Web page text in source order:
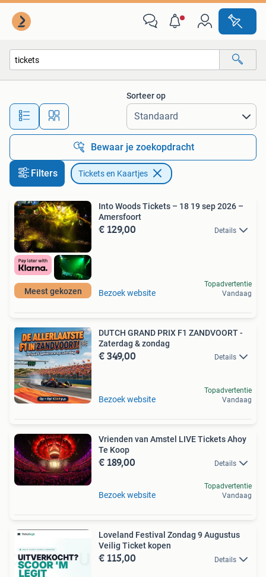
Alle afstanden…
Sorteer op
Bewaar je zoekopdracht
Filters Tickets en Kaartjes
Meest gekozen
Into Woods Tickets – 18 19 sep 2026 –
Amersfoort
€ 129,00 Details
Bezoek website
Topadvertentie
Vandaag
DUTCH GRAND PRIX F1 ZANDVOORT -
Zaterdag & zondag
€ 349,00 Details
Bezoek website
Topadvertentie
Vandaag
Vrienden van Amstel LIVE Tickets Ahoy
Te Koop
€ 189,00 Details
Bezoek website
Topadvertentie
Vandaag
Loveland Festival Zondag 9 Augustus
Veilig Ticket kopen
€ 115,00 Details